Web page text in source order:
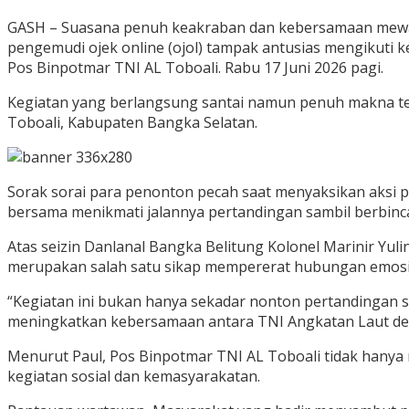
GASH – Suasana penuh keakraban dan kebersamaan
pengemudi ojek online (ojol) tampak antusias mengikuti
Pos Binpotmar TNI AL Toboali. Rabu 17 Juni 2026 pagi.
Kegiatan yang berlangsung santai namun penuh makna
Toboali, Kabupaten Bangka Selatan.
Sorak sorai para penonton pecah saat menyaksikan aksi
bersama menikmati jalannya pertandingan sambil
Atas seizin Danlanal Bangka Belitung Kolonel Marinir
merupakan salah satu sikap mempererat hubungan
“Kegiatan ini bukan hanya sekadar nonton
meningkatkan kebersamaan antara TNI Angkatan Laut
Menurut Paul, Pos Binpotmar TNI AL Toboali tidak
kegiatan sosial dan kemasyarakatan.